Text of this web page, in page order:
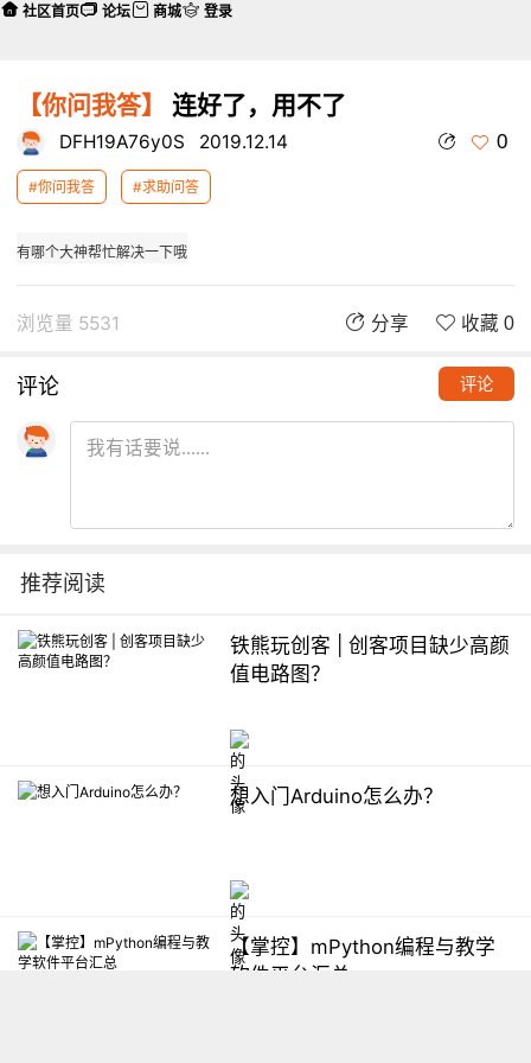
【你问我答】 连好了，用不了
DFH19A76y0S 2019.12.14 0
#你问我答 #求助问答
有哪个大神帮忙解决一下哦
浏览量 5531 分享 收藏 0
评论 评论
推荐阅读
铁熊玩创客 | 创客项目缺少高颜
值电路图？
想入门Arduino怎么办？
【掌控】mPython编程与教学
软件平台汇总
社区首页 论坛 商城 登录